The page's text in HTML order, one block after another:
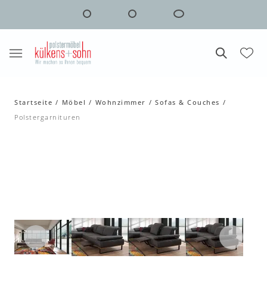
Startseite Möbel Wohnzimmer
Sofas & Couches
Polstergarnituren